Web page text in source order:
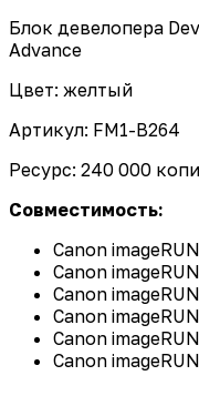
Блок девелопера
Advance
Цвет: желтый
Артикул: FM1-B264
Ресурс: 240 000
Совместимость:
Canon
Canon
Canon
Canon
Canon
Canon